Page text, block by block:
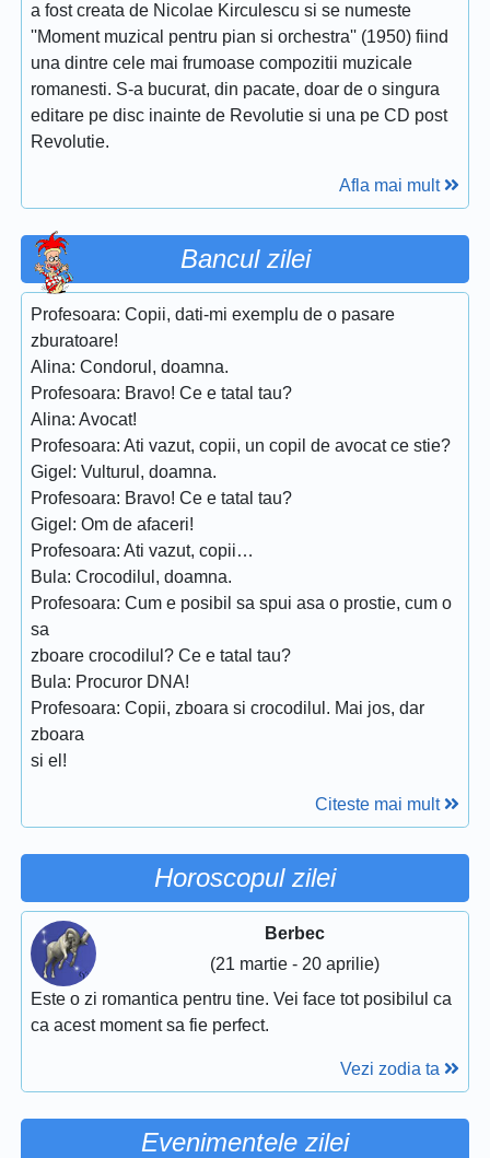
a fost creata de Nicolae Kirculescu si se numeste
''Moment muzical pentru pian si orchestra'' (1950) fiind
una dintre cele mai frumoase compozitii muzicale
romanesti. S-a bucurat, din pacate, doar de o singura
editare pe disc inainte de Revolutie si una pe CD post
Revolutie.
Afla mai mult
Bancul zilei
Profesoara: Copii, dati-mi exemplu de o pasare
zburatoare!
Alina: Condorul, doamna.
Profesoara: Bravo! Ce e tatal tau?
Alina: Avocat!
Profesoara: Ati vazut, copii, un copil de avocat ce stie?
Gigel: Vulturul, doamna.
Profesoara: Bravo! Ce e tatal tau?
Gigel: Om de afaceri!
Profesoara: Ati vazut, copii…
Bula: Crocodilul, doamna.
Profesoara: Cum e posibil sa spui asa o prostie, cum o
sa
zboare crocodilul? Ce e tatal tau?
Bula: Procuror DNA!
Profesoara: Copii, zboara si crocodilul. Mai jos, dar
zboara
si el!
Citeste mai mult
Horoscopul zilei
Berbec
(21 martie - 20 aprilie)
Este o zi romantica pentru tine. Vei face tot posibilul ca
ca acest moment sa fie perfect.
Vezi zodia ta
Evenimentele zilei